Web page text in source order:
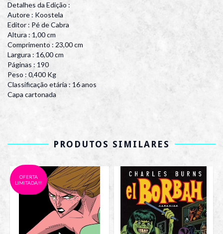
Detalhes da Edição :
Autore : Koostela
Editor : Pé de Cabra
Altura : 1,00 cm
Comprimento : 23,00 cm
Largura : 16,00 cm
Páginas : 190
Peso : 0,400 Kg
Classificação etária : 16 anos
Capa cartonada
PRODUTOS SIMILARES
OFERTA
LIMITADA!!!